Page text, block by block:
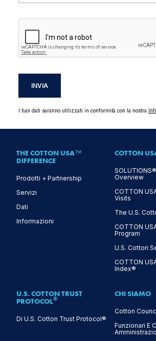
INVIA
I tuoi dati saranno utilizzati in conformità con la nostra
THE COTTON USA™
DIFFERENCE
Prodotti + Partnership
Servizi
Dati
Informazioni
COTTON
Overview
COTTON
Visits
The U.S.
COTTON
Program
U.S. Cotton
COTTON
Index®
U.S. COTTON TRUST
PROTOCOL®
Di U.S. Cotton Trust Protocol®
CHI SIAMO
Cotton
Funzionari E